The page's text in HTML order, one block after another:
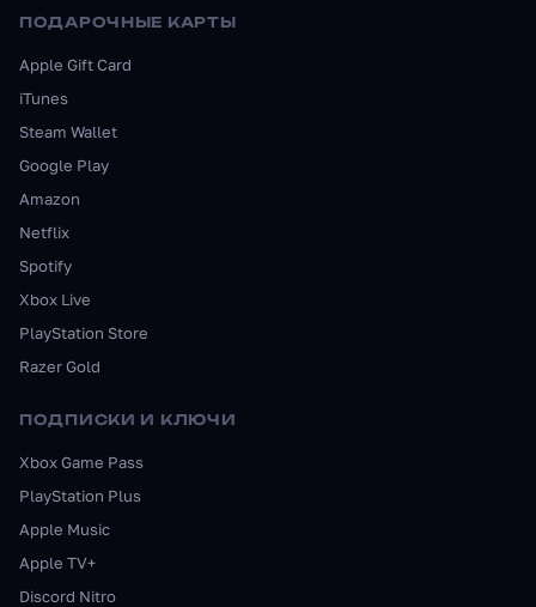
ПОДАРОЧНЫЕ КАРТЫ
Apple Gift Card
iTunes
Steam Wallet
Google Play
Amazon
Netflix
Spotify
Xbox Live
PlayStation Store
Razer Gold
ПОДПИСКИ И КЛЮЧИ
Xbox Game Pass
PlayStation Plus
Apple Music
Apple TV+
Discord Nitro